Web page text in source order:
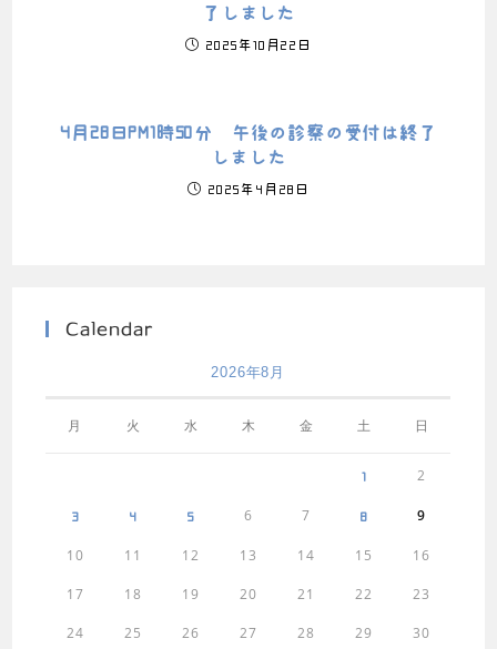
了しました
2025年10月22日
4月28日PM1時50分 午後の診察の受付は終了
しました
2025年4月28日
Calendar
2026年8月
月 火 水 木 金 土 日
1 2
3 4 5 6 7 8 9
10 11 12 13 14 15 16
17 18 19 20 21 22 23
24 25 26 27 28 29 30